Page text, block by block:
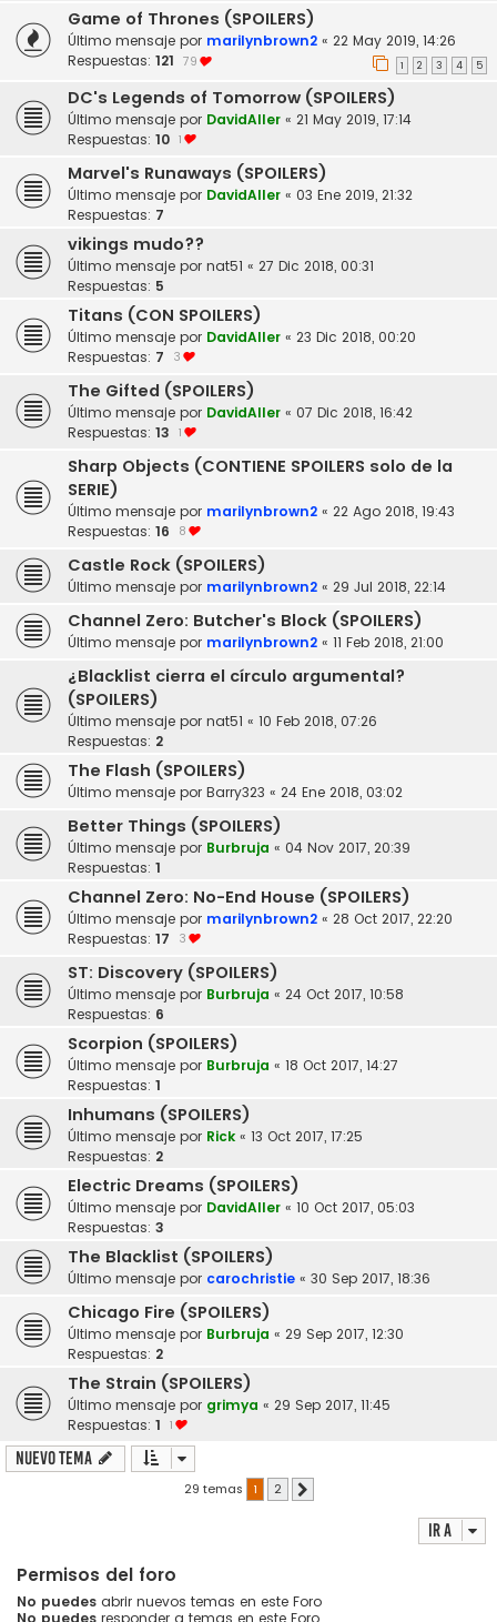
Game of Thrones (SPOILERS)
Último mensaje por marilynbrown2 « 22 May 2019, 14:26
Respuestas: 121 1 2 3 4 5
79
DC's Legends of Tomorrow (SPOILERS)
Último mensaje por DavidAller « 21 May 2019, 17:14
Respuestas: 10 1
Marvel's Runaways (SPOILERS)
Último mensaje por DavidAller « 03 Ene 2019, 21:32
Respuestas: 7
vikings mudo??
Último mensaje por nat51 « 27 Dic 2018, 00:31
Respuestas: 5
Titans (CON SPOILERS)
Último mensaje por DavidAller « 23 Dic 2018, 00:20
Respuestas: 7 3
The Gifted (SPOILERS)
Último mensaje por DavidAller « 07 Dic 2018, 16:42
Respuestas: 13 1
Sharp Objects (CONTIENE SPOILERS solo de la
SERIE)
Último mensaje por marilynbrown2 « 22 Ago 2018, 19:43
Respuestas: 16 8
Castle Rock (SPOILERS)
Último mensaje por marilynbrown2 « 29 Jul 2018, 22:14
Channel Zero: Butcher's Block (SPOILERS)
Último mensaje por marilynbrown2 « 11 Feb 2018, 21:00
¿Blacklist cierra el círculo argumental?
(SPOILERS)
Último mensaje por nat51 « 10 Feb 2018, 07:26
Respuestas: 2
The Flash (SPOILERS)
Último mensaje por Barry323 « 24 Ene 2018, 03:02
Better Things (SPOILERS)
Último mensaje por Burbruja « 04 Nov 2017, 20:39
Respuestas: 1
Channel Zero: No-End House (SPOILERS)
Último mensaje por marilynbrown2 « 28 Oct 2017, 22:20
Respuestas: 17 3
ST: Discovery (SPOILERS)
Último mensaje por Burbruja « 24 Oct 2017, 10:58
Respuestas: 6
Scorpion (SPOILERS)
Último mensaje por Burbruja « 18 Oct 2017, 14:27
Respuestas: 1
Inhumans (SPOILERS)
Último mensaje por Rick « 13 Oct 2017, 17:25
Respuestas: 2
Electric Dreams (SPOILERS)
Último mensaje por DavidAller « 10 Oct 2017, 05:03
Respuestas: 3
The Blacklist (SPOILERS)
Último mensaje por carochristie « 30 Sep 2017, 18:36
Chicago Fire (SPOILERS)
Último mensaje por Burbruja « 29 Sep 2017, 12:30
Respuestas: 2
The Strain (SPOILERS)
Último mensaje por grimya « 29 Sep 2017, 11:45
Respuestas: 1 1
Nuevo Tema
29 temas 1 2
Ir a
Permisos del foro
No puedes abrir nuevos temas en este Foro
No puedes responder a temas en este Foro